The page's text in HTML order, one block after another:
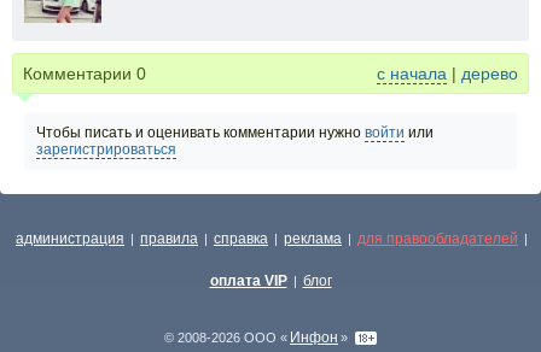
Комментарии 0 с начала | дерево
Чтобы писать и оценивать комментарии нужно войти или
зарегистрироваться
администрация | правила | справка | реклама | для правообладателей |
оплата VIP | блог
© 2008-2026 ООО « Инфон »